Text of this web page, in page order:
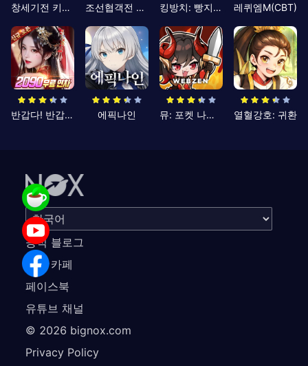
창세기전 키우기 조선협객전 클래식 킹방치: 빵지의 제왕 레퀴엠M(CBT)
반갑다! 반갑삼국지 에픽나인 뮤: 포켓 나이츠 열혈강호: 귀환
공식 블로그
공식 카페
페이스북
유튜브 채널
© 2026 bignox.com
Privacy Policy